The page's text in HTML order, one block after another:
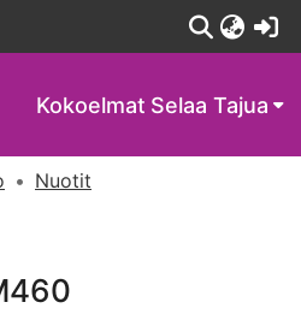
Kokoelmat Selaa Tajua
Nuotit